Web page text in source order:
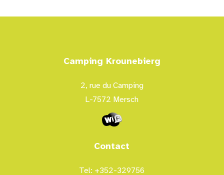
Camping Krounebierg
2, rue du Camping
L-7572 Mersch
Contact
Tel: +352-329756